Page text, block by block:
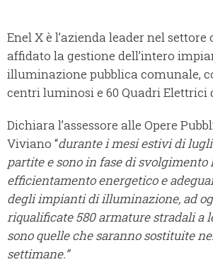
Enel X è l’azienda leader nel
affidato la gestione dell’intero
illuminazione pubblica comunale,
centri luminosi e 60 Quadri Elettrici
Dichiara l’assessore alle Opere
Viviano “durante i mesi estivi di
partite e sono in fase di svolgimento
efficientamento energetico e
degli impianti di illuminazione, ad
riqualificate 580 armature stradali a
sono quelle che saranno sostituite
settimane.”